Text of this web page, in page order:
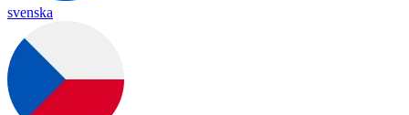
svenska